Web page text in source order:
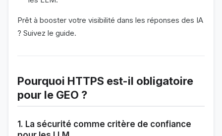
Prêt à booster votre visibilité dans les réponses des IA
? Suivez le guide.
Pourquoi HTTPS est-il obligatoire
pour le GEO ?
1. La sécurité comme critère de confiance